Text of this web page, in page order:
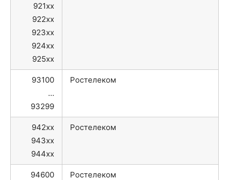
921xx
922xx
923xx
924xx
925xx
93100
…
93299
Ростелеком
942xx
943xx
944xx
Ростелеком
94600
Ростелеком